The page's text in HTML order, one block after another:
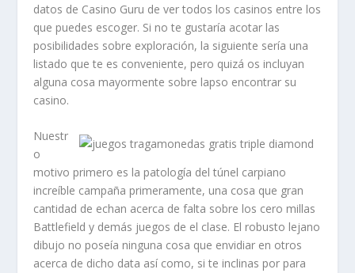
datos de Casino Guru de ver todos los casinos entre los
que puedes escoger. Si no te gustaría acotar las
posibilidades sobre exploración, la siguiente sería una
listado que te es conveniente, pero quizá os incluyan
alguna cosa mayormente sobre lapso encontrar su
casino.
Nuestr
o
motivo primero es la patologí­a del túnel carpiano
increíble campaña primeramente, una cosa que gran
cantidad de echan acerca de falta sobre los cero millas
Battlefield y demás juegos de el clase. El robusto lejano
dibujo no poseía ninguna cosa que envidiar en otros
acerca de dicho data así­ como, si te inclinas por para